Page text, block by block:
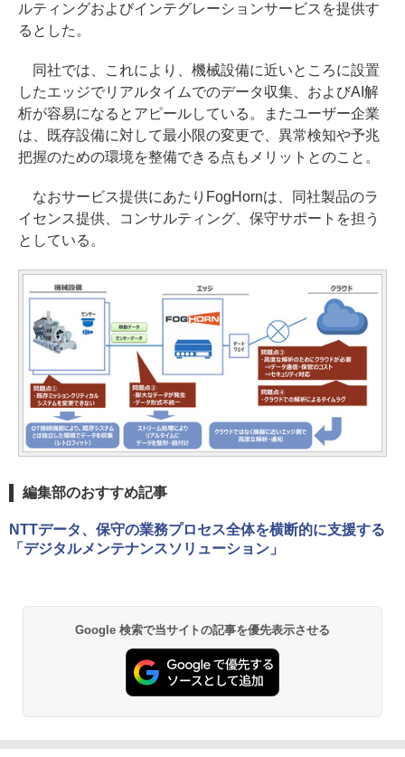
ルティングおよびインテグレーションサービスを提供す
るとした。
同社では、これにより、機械設備に近いところに設置
したエッジでリアルタイムでのデータ収集、およびAI解
析が容易になるとアピールしている。またユーザー企業
は、既存設備に対して最小限の変更で、異常検知や予兆
把握のための環境を整備できる点もメリットとのこと。
なおサービス提供にあたりFogHornは、同社製品のラ
イセンス提供、コンサルティング、保守サポートを担う
としている。
編集部のおすすめ記事
NTTデータ、保守の業務プロセス全体を横断的に支援する
「デジタルメンテナンスソリューション」
Google 検索で当サイトの記事を優先表示させる